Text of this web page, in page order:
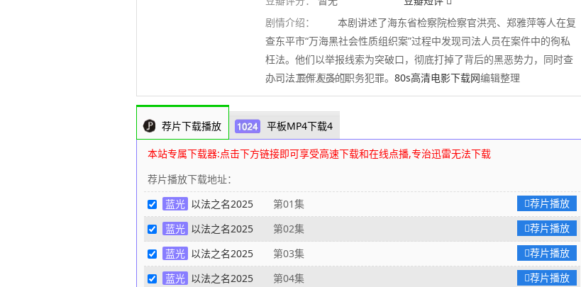
剧情介绍：
本剧讲述了海东省检察院检察官洪亮、郑雅萍等人在复
查东平市“万海黑社会性质组织案”过程中发现司法人员在案件中的徇私
枉法。他们以举报线索为突破口，彻底打掉了背后的黑恶势力，同时查
办司法工作人员的职务犯罪。 80s高清电影下载网编辑整理
.......... 展开更多
荐片下载播放 平板MP4下载4
本站专属下载器:点击下方链接即可享受高速下载和在线点播,专治迅雷无法下载
荐片播放下载地址：
蓝光 以法之名2025 第01集
荐片播放
蓝光 以法之名2025 第02集
荐片播放
蓝光 以法之名2025 第03集
荐片播放
蓝光 以法之名2025 第04集
荐片播放